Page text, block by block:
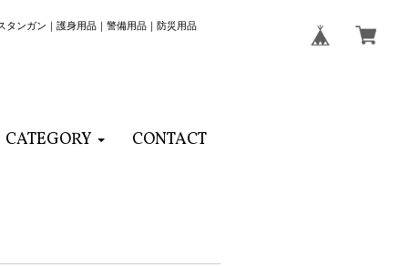
タンガン｜護身用品｜警備用品｜防災用品
CATEGORY CONTACT